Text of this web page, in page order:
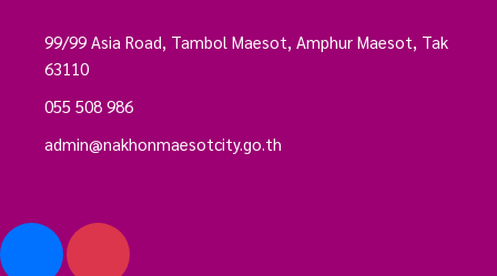
99/99 Asia Road, Tambol Maesot, Amphur Maesot, Tak
63110
055 508 986
admin@nakhonmaesotcity.go.th